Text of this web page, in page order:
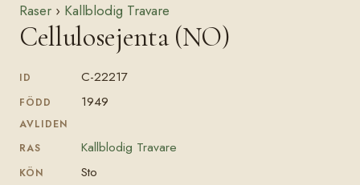
Raser › Kallblodig Travare
Cellulosejenta (NO)
ID C-22217
FÖDD 1949
AVLIDEN
RAS
Kallblodig Travare
KÖN Sto